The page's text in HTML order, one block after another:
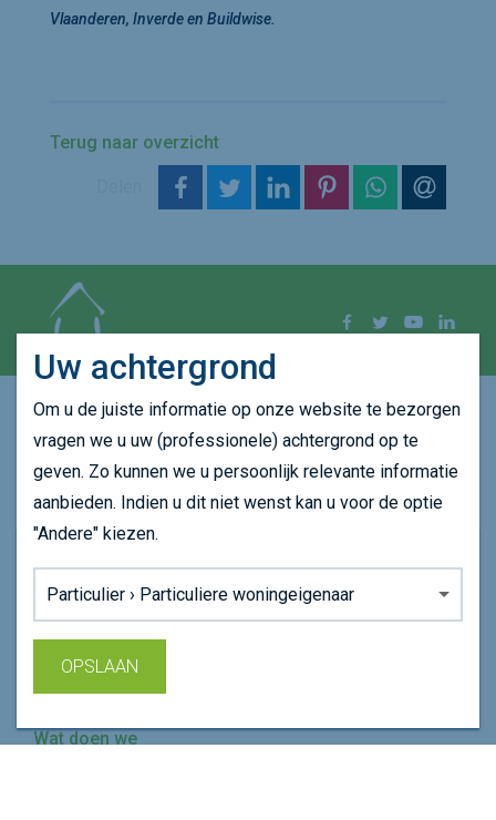
Vlaanderen, Inverde en Buildwise.
Terug naar overzicht
op Facebookop Twitterop LinkedInop Pinterest
op
Facebook
Twitter YouTube
CONTACTGEGEVENS
Greenville - Centrum-Zuid 1111
3530 Houthalen-Helchteren
Plan je route
011 39 75 75
info@dubolimburg.be
SNEL NAVIGEREN
Wat doen we
Uw achtergrond
Om u de juiste informatie op onze website te bezorgen
vragen we u uw (professionele) achtergrond op te
geven. Zo kunnen we u persoonlijk relevante informatie
aanbieden. Indien u dit niet wenst kan u voor de optie
"Andere" kiezen.
Achtergrond:
OPSLAAN
surfervaring op onze website te verbeteren.
Lees onscookiebeleidvoor meer informatie.